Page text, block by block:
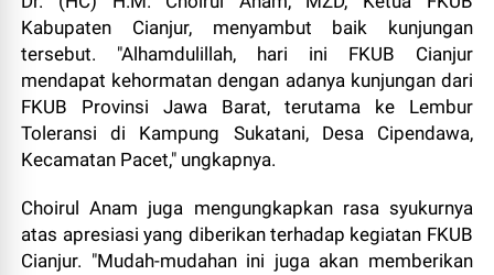
Kabupaten Cianjur, menyambut baik kunjungan
tersebut. "Alhamdulillah, hari ini FKUB Cianjur
mendapat kehormatan dengan adanya kunjungan dari
FKUB Provinsi Jawa Barat, terutama ke Lembur
Toleransi di Kampung Sukatani, Desa Cipendawa,
Kecamatan Pacet," ungkapnya.
Choirul Anam juga mengungkapkan rasa syukurnya
atas apresiasi yang diberikan terhadap kegiatan FKUB
Cianjur. "Mudah-mudahan ini juga akan memberikan